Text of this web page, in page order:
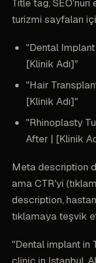
Title tag, SEO'nun
turizmi sayfaları
"Dental
[Klinik Adı]"
"Hair
[Klinik Adı]"
"Rhinoplasty
After | [Klinik
Meta description
ama CTR'yi
description,
tıklamaya teşvik
"Dental implant in
clinic in Istanbul.